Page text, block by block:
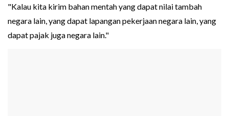
"Kalau kita kirim bahan mentah yang dapat nilai tambah
negara lain, yang dapat lapangan pekerjaan negara lain, yang
dapat pajak juga negara lain."